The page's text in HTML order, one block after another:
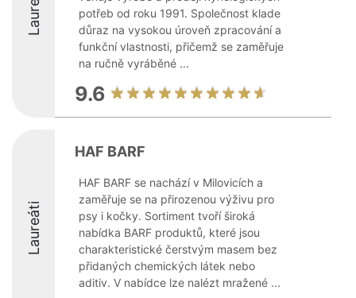
potřeb od roku 1991. Společnost klade
důraz na vysokou úroveň zpracování a
funkční vlastnosti, přičemž se zaměřuje
na ručně vyráběné ...
9.6
Laureáti
HAF BARF
HAF BARF se nachází v Milovicích a
zaměřuje se na přirozenou výživu pro
psy i kočky. Sortiment tvoří široká
nabídka BARF produktů, které jsou
charakteristické čerstvým masem bez
přidaných chemických látek nebo
aditiv. V nabídce lze nalézt mražené ...